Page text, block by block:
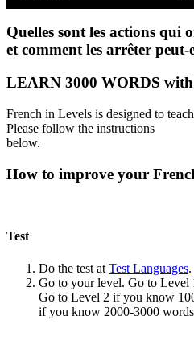
Quelles sont les actions qui
et comment les arrêter
LEARN 3000 WORDS
French in Levels is designed to
Please follow the instructions
below.
How to improve your
Test
Do the test at Test Languages.
Go to your level. Go to
Go to Level 2 if you know
if you know 2000-3000